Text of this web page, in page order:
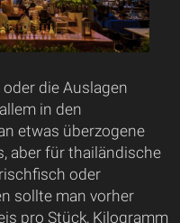
die Auslagen
in den
etwas überzogene
aber für thailändische
oder
sollte man vorher
pro Stück, Kilogramm